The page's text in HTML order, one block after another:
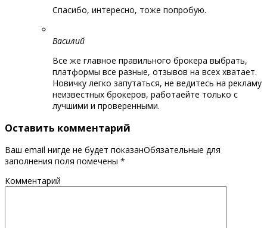
Спасибо, интересно, тоже попробую.
Василий
Все же главное правильного брокера выбрать,
платформы все разные, отзывов на всех хватает.
Новичку легко запутаться, не ведитесь на рекламу
неизвестных брокеров, работаейте только с
лучшими и проверенными.
Оставить комментарий
Ваш email нигде не будет показанОбязательные для
заполнения поля помечены *
Комментарий